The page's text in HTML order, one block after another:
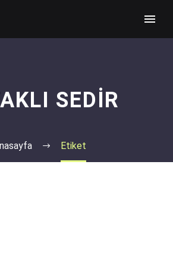
SEDIR
Etiket